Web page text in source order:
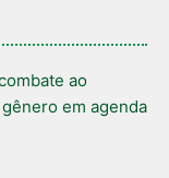
ao
em agenda